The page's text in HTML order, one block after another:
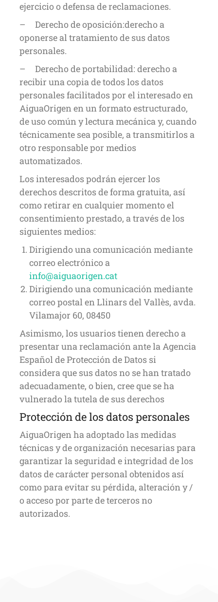
ejercicio o defensa de reclamaciones.
– Derecho de oposición:derecho a
oponerse al tratamiento de sus datos
personales.
– Derecho de portabilidad: derecho a
recibir una copia de todos los datos
personales facilitados por el interesado en
AiguaOrigen en un formato estructurado,
de uso común y lectura mecánica y, cuando
técnicamente sea posible, a transmitirlos a
otro responsable por medios
automatizados.
Los interesados podrán ejercer los
derechos descritos de forma gratuita, así
como retirar en cualquier momento el
consentimiento prestado, a través de los
siguientes medios:
Dirigiendo una comunicación mediante
correo electrónico a
info@aiguaorigen.cat
Dirigiendo una comunicación mediante
correo postal en Llinars del Vallès, avda.
Vilamajor 60, 08450
Asimismo, los usuarios tienen derecho a
presentar una reclamación ante la Agencia
Español de Protección de Datos si
considera que sus datos no se han tratado
adecuadamente, o bien, cree que se ha
vulnerado la tutela de sus derechos
Protección de los datos personales
AiguaOrigen ha adoptado las medidas
técnicas y de organización necesarias para
garantizar la seguridad e integridad de los
datos de carácter personal obtenidos así
como para evitar su pérdida, alteración y /
o acceso por parte de terceros no
autorizados.